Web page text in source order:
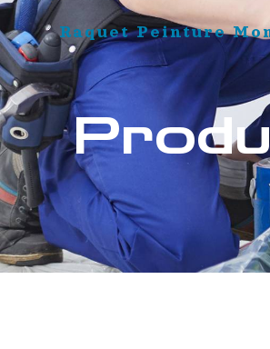
Panneau de gestion des cookies
Raquet Peinture